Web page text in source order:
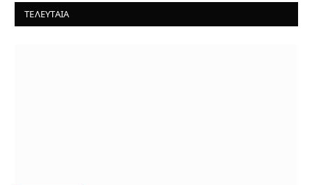
ΤΕΛΕΥΤΑΙΑ